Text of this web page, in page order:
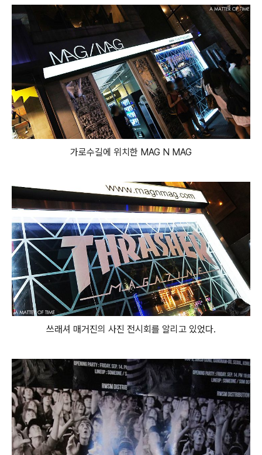
가로수길에 위치한 MAG N MAG
쓰래셔 매거진의 사진 전시회를 알리고 있었다.